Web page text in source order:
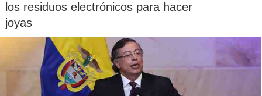
los residuos electrónicos para hacer
joyas